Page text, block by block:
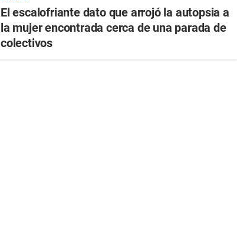
El escalofriante dato que arrojó la autopsia a
la mujer encontrada cerca de una parada de
colectivos